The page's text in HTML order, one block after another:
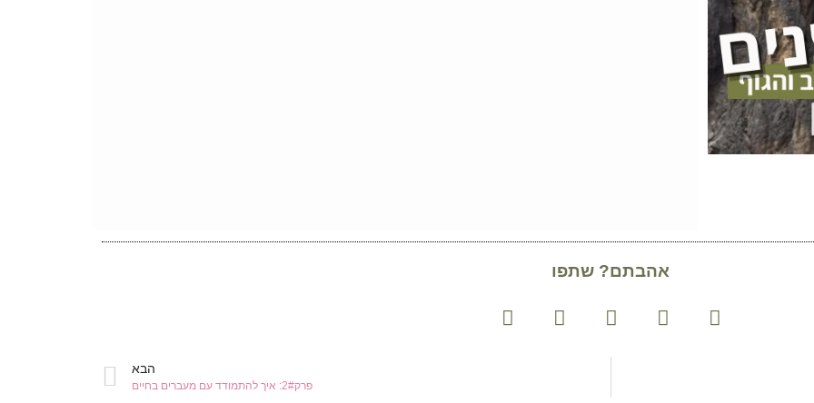
אהבתם? שתפו
הבא
פרק2#: איך להתמודד עם מעברים בחיים